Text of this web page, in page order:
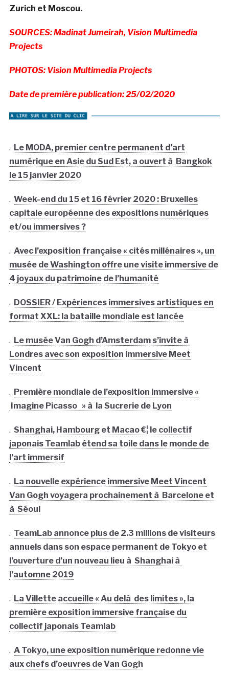
Zurich et Moscou.
SOURCES: Madinat Jumeirah, Vision Multimedia
Projects
PHOTOS: Vision Multimedia Projects
Date de première publication: 25/02/2020
. Le MODA, premier centre permanent d’art
numérique en Asie du Sud Est, a ouvert à Bangkok
le 15 janvier 2020
. Week-end du 15 et 16 février 2020 : Bruxelles
capitale européenne des expositions numériques
et/ou immersives ?
. Avec l’exposition française « cités millénaires », un
musée de Washington offre une visite immersive de
4 joyaux du patrimoine de l’humanité
. DOSSIER / Expériences immersives artistiques en
format XXL: la bataille mondiale est lancée
. Le musée Van Gogh d’Amsterdam s’invite à
Londres avec son exposition immersive Meet
Vincent
. Première mondiale de l’exposition immersive «
Imagine Picasso » à la Sucrerie de Lyon
. Shanghai, Hambourg et Macao €¦ le collectif
japonais Teamlab étend sa toile dans le monde de
l’art immersif
. La nouvelle expérience immersive Meet Vincent
Van Gogh voyagera prochainement à Barcelone et
à Séoul
. TeamLab annonce plus de 2.3 millions de visiteurs
annuels dans son espace permanent de Tokyo et
l’ouverture d’un nouveau lieu à Shanghai à
l’automne 2019
. La Villette accueille « Au delà des limites », la
première exposition immersive française du
collectif japonais Teamlab
. A Tokyo, une exposition numérique redonne vie
aux chefs d’oeuvres de Van Gogh